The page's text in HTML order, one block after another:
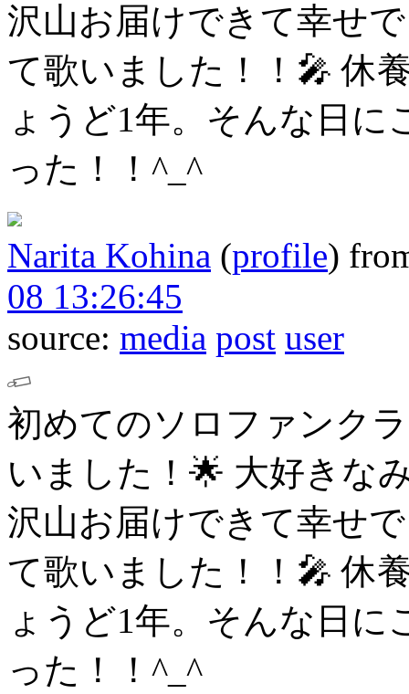
沢山お届けできて幸せ
て歌いました！！🎤 休
ょうど1年。そんな日
った！！^_^
Narita Kohina (profile)
08 13:26:45
source: media post user
初めてのソロファンク
いました！🌟 大好きな
沢山お届けできて幸せ
て歌いました！！🎤 休
ょうど1年。そんな日
った！！^_^